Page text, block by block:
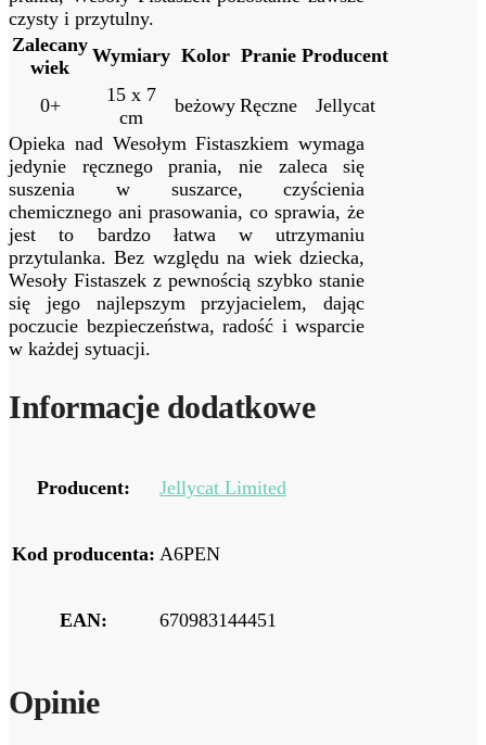
czysty i przytulny.
Zalecany
wiek
Wymiary Kolor Pranie Producent
0+
15 x 7
cm
beżowy Ręczne
Jellycat
Opieka nad Wesołym Fistaszkiem wymaga
jedynie ręcznego prania, nie zaleca się
suszenia w suszarce, czyścienia
chemicznego ani prasowania, co sprawia, że
jest to bardzo łatwa w utrzymaniu
przytulanka. Bez względu na wiek dziecka,
Wesoły Fistaszek z pewnością szybko stanie
się jego najlepszym przyjacielem, dając
poczucie bezpieczeństwa, radość i wsparcie
w każdej sytuacji.
Informacje dodatkowe
Producent: Jellycat Limited
Kod producenta: A6PEN
EAN: 670983144451
Opinie